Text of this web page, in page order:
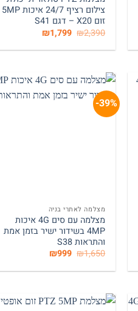
צילום רציף 24/7 איכות 5MP
זום X20 – דגם S41
₪2,390 המחיר
המקורי
היה:
₪1,799
הוא:
39%-
מצלמה לאתרי בניה
מצלמה עם סים 4G איכות
4MP בשידור ישיר בזמן אמת
והתראות S38
₪1,650 המחיר
היה:
₪999
הוא: